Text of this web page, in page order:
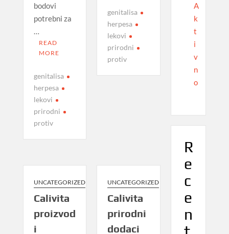
bodovi
potrebni za
…
READ
MORE
genitalisa
herpesa
lekovi
prirodni
protiv
genitalisa
herpesa
lekovi
prirodni
protiv
UNCATEGORIZED
Calivita
proizvod
i
UNCATEGORIZED
Calivita
prirodni
dodaci
A
k
t
i
v
n
o
R
e
c
e
n